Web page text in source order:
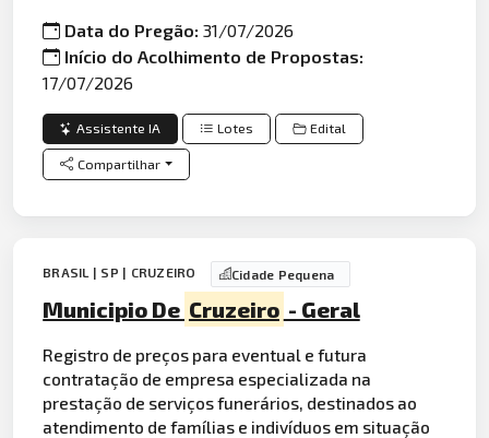
Data do Pregão:31/07/2026
Início do Acolhimento de Propostas:
17/07/2026
Assistente IA Lotes Edital
Compartilhar
BRASIL | SP | CRUZEIRO Cidade Pequena
Municipio De Cruzeiro - Geral
Registro de preços para eventual e futura
contratação de empresa especializada na
prestação de serviços funerários, destinados ao
atendimento de famílias e indivíduos em situação